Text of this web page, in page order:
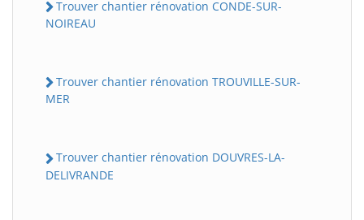
Trouver chantier rénovation CONDE-SUR-
NOIREAU
Trouver chantier rénovation TROUVILLE-SUR-
MER
Trouver chantier rénovation DOUVRES-LA-
DELIVRANDE